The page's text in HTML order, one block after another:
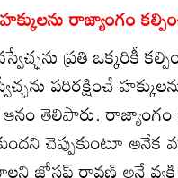
రాజ్యాంగం
ప్రతి ఒక్కరికీ
పరిరక్షించే
ఆనం తెలిపారు.
చెప్పుకుంటూ అనేక